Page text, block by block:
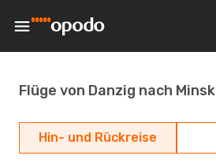
Flüge von Danzig nach Minsk
Hin- und Rückreise